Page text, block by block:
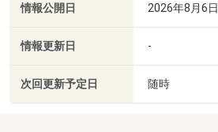
情報公開日 2026年8月6日
情報更新日 -
次回更新予定日 随時